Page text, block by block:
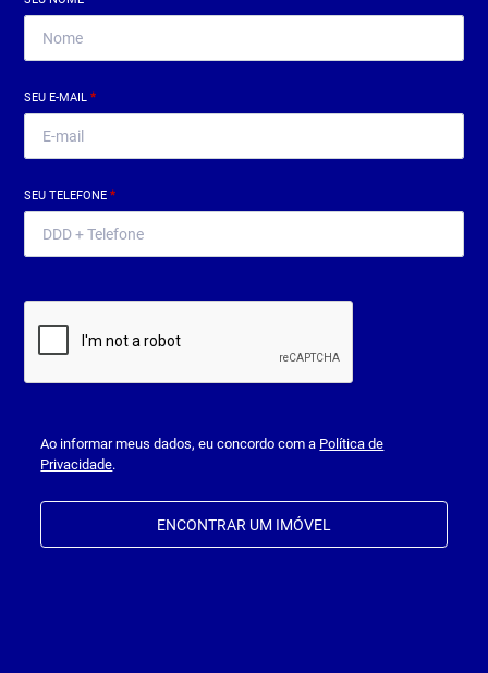
SEU E-MAIL*
SEU TELEFONE*
Ao informar meus dados, eu concordo com a Política de
Privacidade.
ENCONTRAR UM IMÓVEL